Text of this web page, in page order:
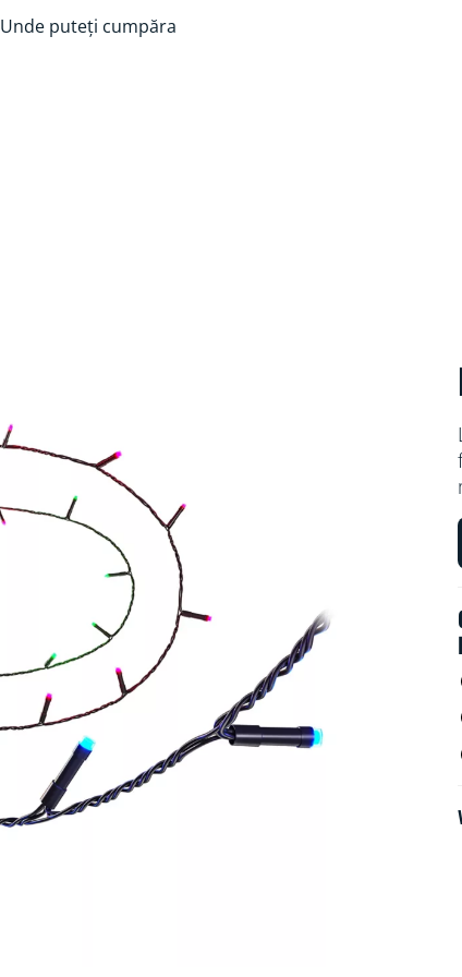
Unde puteți cumpăra